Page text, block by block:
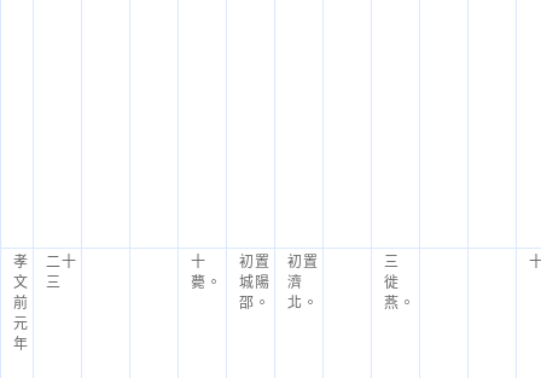
孝
文
前
元
年
二十
三
十
薨。
初置
城陽
邵。
初置
濟
北。
三
徙
燕。